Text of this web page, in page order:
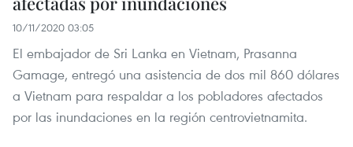
10/11/2020 03:05
El embajador de Sri Lanka en Vietnam, Prasanna
Gamage, entregó una asistencia de dos mil 860 dólares
a Vietnam para respaldar a los pobladores afectados
por las inundaciones en la región centrovietnamita.